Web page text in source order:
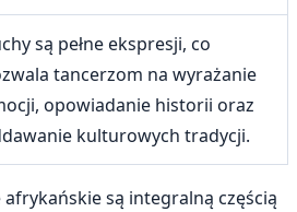
są pełne ekspresji, co
tancerzom na wyrażanie
opowiadanie historii oraz
kulturowych tradycji.
są integralną częścią